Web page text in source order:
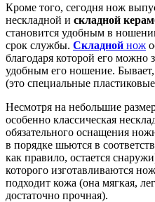
Кроме того, сегодня нож
нескладной и складной
становится удобным в
срок службы. Складной нож
благодаря которой его можно
удобным его ношение.
(это специальные
Несмотря на небольшие
особенно классическая
обязательного оснащения
в порядке шьются в
как правило, остается
которого изготавливаются
подходит кожа (она мягкая,
достаточно прочная).